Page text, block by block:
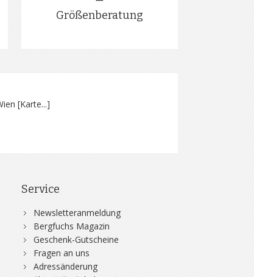
Größenberatung
[Karte...]
Service
Newsletteranmeldung
Bergfuchs Magazin
Geschenk-Gutscheine
Fragen an uns
Adressänderung